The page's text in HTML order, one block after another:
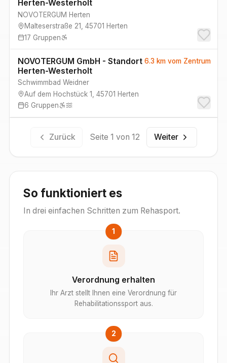
Herten-Westerholt
NOVOTERGUM Herten
Malteserstraße 21
45701 Herten
17 Gruppen
NOVOTERGUM GmbH - Standort
Herten-Westerholt
Schwimmbad Weidner
Auf dem Hochstück 1 45701 Herten
6 Gruppen
6.3 kmvom Zentrum
Zurück Seite 1 von 12 Weiter
So funktioniert es
In drei einfachen Schritten zum Rehasport.
1
Verordnung erhalten
Ihr Arzt stellt Ihnen eine Verordnung für
Rehabilitationssport aus.
2